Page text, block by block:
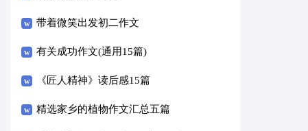
带着微笑出发初二作文
有关成功作文(通用15篇)
《匠人精神》读后感15篇
精选家乡的植物作文汇总五篇